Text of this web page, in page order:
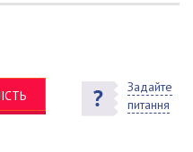
Задайте
питання